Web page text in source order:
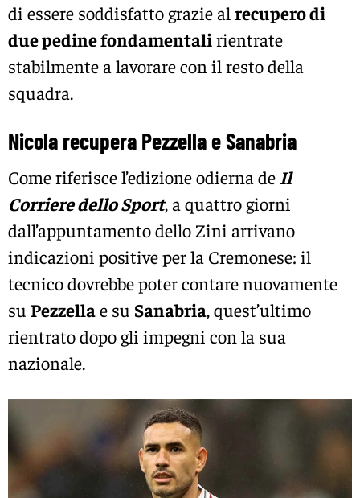
di essere soddisfatto grazie al recupero di
due pedine fondamentalirientrate
stabilmente a lavorare con il resto della
squadra.
Nicola recupera Pezzella e Sanabria
Come riferisce l’edizione odierna de Il
Corriere dello Sport, a quattro giorni
dall’appuntamento dello Zini arrivano
indicazioni positive per la Cremonese: il
tecnico dovrebbe poter contare nuovamente
su Pezzellae su Sanabria, quest’ultimo
rientrato dopo gli impegni con la sua
nazionale.